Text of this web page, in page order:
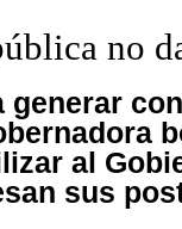
no
al
sus